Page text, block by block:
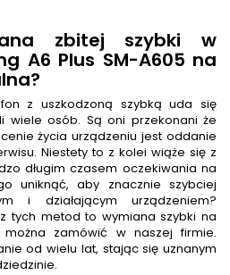
zbitej szybki w
A6 Plus SM-A605 na
z uszkodzoną szybką uda się
wiele osób. Są oni przekonani że
życia urządzeniu jest oddanie
Niestety to z kolei wiąże się z
długim czasem oczekiwania na
uniknąć, aby znacznie szybciej
i działającym urządzeniem?
tych metod to wymiana szybki na
zamówić w naszej firmie.
od wielu lat, stając się uznanym